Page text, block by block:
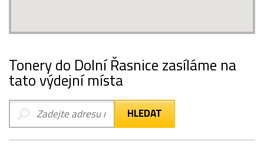
Tonery do Dolní Řasnice zasíláme na
tato výdejní místa